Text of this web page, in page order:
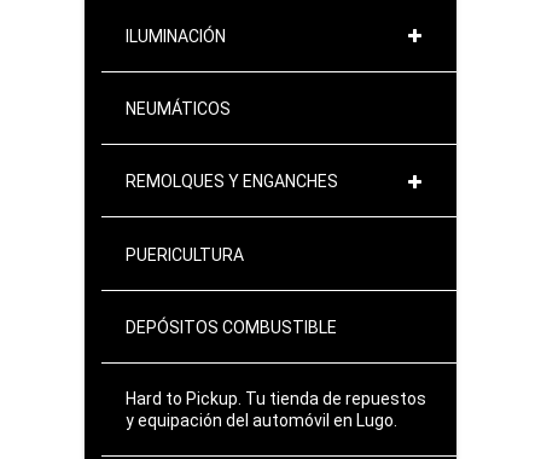
ILUMINACIÓN
NEUMÁTICOS
REMOLQUES Y ENGANCHES
PUERICULTURA
DEPÓSITOS COMBUSTIBLE
Hard to Pickup. Tu tienda de repuestos
y equipación del automóvil en Lugo.